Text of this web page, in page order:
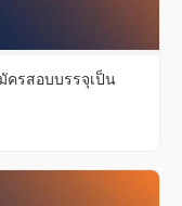
ครสอบบรรจุเป็น